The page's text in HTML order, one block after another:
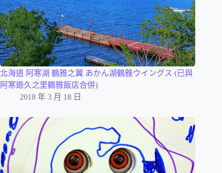
北海道 阿寒湖 鶴雅之翼 あかん湖鶴雅ウイングス (已與
阿寒遊久之里鶴雅飯店合併)
2018 年 3 月 18 日